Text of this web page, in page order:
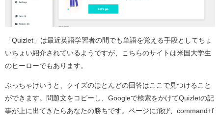
「Quizlet」は最近英語学習者の間でも単語を覚える手段としてちょ
いちょい紹介されているようですが、こちらのサイトは米国大学生
のヒーローでもあります。
ぶっちゃけいうと、クイズのほとんどの回答はここで見つけること
ができます。問題文をコピーし、Googleで検索をかけてQuizletの記
事が上に出てきたらあなたの勝ちです。ページに飛び、command+f